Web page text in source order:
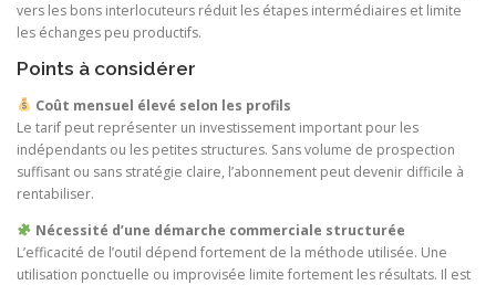
vers les bons interlocuteurs réduit les étapes intermédiaires et limite
les échanges peu productifs.
Points à considérer
Coût mensuel élevé selon les profils
Le tarif peut représenter un investissement important pour les
indépendants ou les petites structures. Sans volume de prospection
suffisant ou sans stratégie claire, l’abonnement peut devenir difficile à
rentabiliser.
Nécessité d’une démarche commerciale structurée
L’efficacité de l’outil dépend fortement de la méthode utilisée. Une
utilisation ponctuelle ou improvisée limite fortement les résultats. Il est